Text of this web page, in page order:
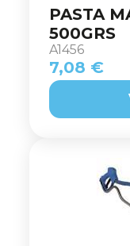
PASTA
500GRS
A1456
7,08 €